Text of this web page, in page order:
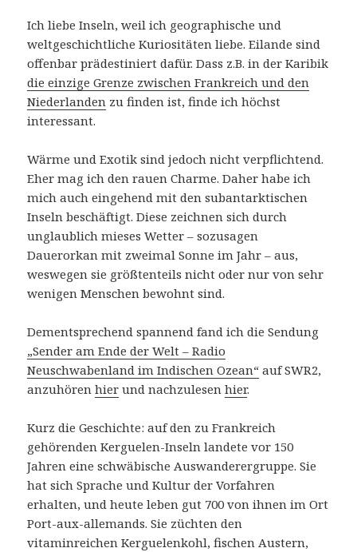
Ich liebe Inseln, weil ich geographische und
weltgeschichtliche Kuriositäten liebe. Eilande sind
offenbar prädestiniert dafür. Dass z.B. in der Karibik
die einzige Grenze zwischen Frankreich und den
Niederlanden zu finden ist, finde ich höchst
interessant.
Wärme und Exotik sind jedoch nicht verpflichtend.
Eher mag ich den rauen Charme. Daher habe ich
mich auch eingehend mit den subantarktischen
Inseln beschäftigt. Diese zeichnen sich durch
unglaublich mieses Wetter – sozusagen
Dauerorkan mit zweimal Sonne im Jahr – aus,
weswegen sie größtenteils nicht oder nur von sehr
wenigen Menschen bewohnt sind.
Dementsprechend spannend fand ich die Sendung
„Sender am Ende der Welt – Radio
Neuschwabenland im Indischen Ozean“ auf SWR2,
anzuhörenhier und nachzulesenhier.
Kurz die Geschichte: auf den zu Frankreich
gehörenden Kerguelen-Inseln landete vor 150
Jahren eine schwäbische Auswanderergruppe. Sie
hat sich Sprache und Kultur der Vorfahren
erhalten, und heute leben gut 700 von ihnen im Ort
Port-aux-allemands. Sie züchten den
vitaminreichen Kerguelenkohl, fischen Austern,